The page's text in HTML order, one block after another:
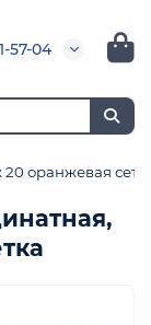
57-04
оранжевая